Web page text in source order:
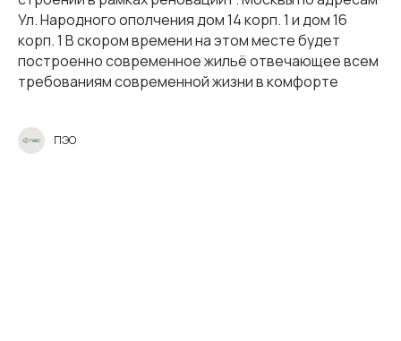
Ул. Народного ополчения дом 14 корп. 1 и дом 16
корп. 1 В скором времени на этом месте будет
построенно современное жильё отвечающее всем
требованиям современной жизни в комфорте
ПЭО